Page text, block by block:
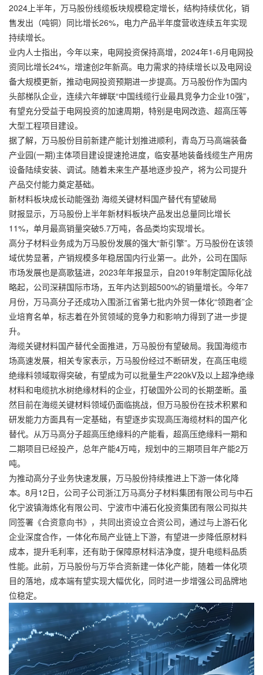
2024上半年，万马股份线缆板块规模稳定增长，结构持续优化，销
售发出（吨铜）同比增长26%，电力产品半年度营收连续五年实现
持续增长。
业内人士指出，今年以来，电网投资保持高增，2024年1-6月电网投
资同比增长24%，增速创2年新高。电力需求的持续增长以及电网设
备大规模更新，推动电网投资预期进一步提高。万马股份作为国内
头部梯队企业，连续六年蝉联“中国线缆行业最具竞争力企业10强”，
有望充分受益于电网投资的加速周期，特别是电网改造、超高压等
大型工程项目建设。
据了解，万马股份目前新建产能计划推进顺利，青岛万马高端装备
产业园(一期)主体项目建设提速抢进度，临安基地装备线缆生产用房
设备陆续安装、调试。随着未来生产基地逐步投产，将为公司提升
产品交付能力奠定基础。
新材料板块成长动能强劲 海缆关键材料国产替代有望破局
财报显示，万马股份上半年新材料板块产品发出总量同比增长
11%，单月最高销量突破5.7万吨，各品类均实现增长。
高分子材料业务成为万马股份发展的强大“新引擎”。万马股份在该领
域优势显著，产销规模多年稳居国内行业第一。此外，公司在国际
市场发展也是高歌猛进，2023年年报显示，自2019年制定国际化战
略起，公司深耕国际市场，五年内达到超500%的销量增长。今年7
月份，万马高分子还成功入围浙江省第七批内外贸一体化“领跑者”企
业培育名单，标志着在外贸领域的竞争力和影响力得到了进一步提
升。
海缆关键材料国产替代全面推进，万马股份有望破局。我国海缆市
场高速发展，相关专家表示，万马股份经过不断研发，在高压电缆
绝缘料领域取得突破，有望成为可以批量生产220kV及以上超净绝缘
材料和电缆抗水树绝缘材料的企业，打破国外公司的长期垄断。虽
然目前在海缆关键材料领域仍面临挑战，但万马股份在技术积累和
研发能力方面具有一定基础，有望逐步实现高压海缆材料的国产化
替代。从万马高分子超高压绝缘料的产能看，超高压绝缘料一期和
二期项目已经投产，总年产能4万吨，规划中的三期项目年产能2万
吨。
为推动高分子业务快速发展，万马股份持续推进上下游一体化降
本。8月12日，公司子公司浙江万马高分子材料集团有限公司与中石
化宁波镇海炼化有限公司、宁波市中浦石化投资集团有限公司拟共
同签署《合资意向书》，共同出资设立合资公司，通过与上游石化
企业深度合作，一体化布局产业链上下游，有望进一步降低原材料
成本，提升毛利率，还有助于保障原材料洁净度，提升电缆料品质
性能。此前，万马股份与万华合资新建一体化产能，随着一体化项
目的落地，成本端有望实现大幅优化，同时进一步增强公司品牌地
位稳定。